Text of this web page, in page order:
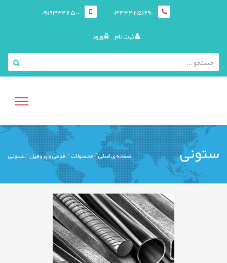
03434251290
09193346500
ثبت نام ورود
منوی
کاربری
ستونی صفحه ی اصلی محصولات قوطی و پروفيل ستونی